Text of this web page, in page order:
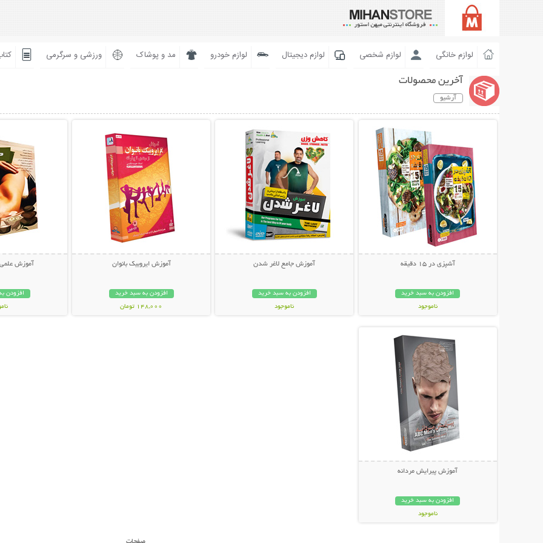
لوازم خانگی لوازم شخصی لوازم دیجیتال لوازم خودرو مد و پوشاک ورزشی و سرگرمی
آخرین محصولات
آرشیو
آشپزی در 15 دقیقه
افزودن به سبد خرید
ناموجود
آموزش جامع لاغر شدن
افزودن به سبد خرید
ناموجود
آموزش ایروبیک بانوان
افزودن به سبد خرید
148,000 تومان
آموزش علمی
افزودن
آموزش پیرایش مردانه
افزودن به سبد خرید
ناموجود